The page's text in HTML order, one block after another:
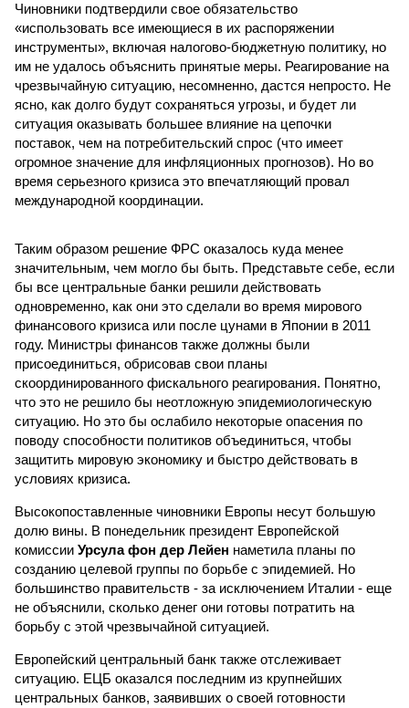
Чиновники подтвердили свое обязательство
«использовать все имеющиеся в их распоряжении
инструменты», включая налогово-бюджетную политику, но
им не удалось объяснить принятые меры. Реагирование на
чрезвычайную ситуацию, несомненно, дастся непросто. Не
ясно, как долго будут сохраняться угрозы, и будет ли
ситуация оказывать большее влияние на цепочки
поставок, чем на потребительский спрос (что имеет
огромное значение для инфляционных прогнозов). Но во
время серьезного кризиса это впечатляющий провал
международной координации.
Таким образом решение ФРС оказалось куда менее
значительным, чем могло бы быть. Представьте себе, если
бы все центральные банки решили действовать
одновременно, как они это сделали во время мирового
финансового кризиса или после цунами в Японии в 2011
году. Министры финансов также должны были
присоединиться, обрисовав свои планы
скоординированного фискального реагирования. Понятно,
что это не решило бы неотложную эпидемиологическую
ситуацию. Но это бы ослабило некоторые опасения по
поводу способности политиков объединиться, чтобы
защитить мировую экономику и быстро действовать в
условиях кризиса.
Высокопоставленные чиновники Европы несут большую
долю вины. В понедельник президент Европейской
комиссии Урсула фон дер Лейен наметила планы по
созданию целевой группы по борьбе с эпидемией. Но
большинство правительств - за исключением Италии - еще
не объяснили, сколько денег они готовы потратить на
борьбу с этой чрезвычайной ситуацией.
Европейский центральный банк также отслеживает
ситуацию. ЕЦБ оказался последним из крупнейших
центральных банков, заявивших о своей готовности